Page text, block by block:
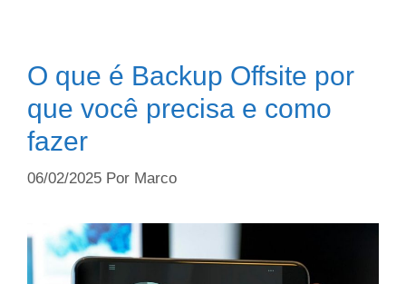
O que é Backup Offsite por
que você precisa e como
fazer
06/02/2025 Por Marco